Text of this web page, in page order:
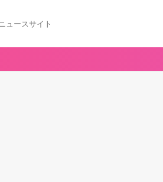
ュースサイト